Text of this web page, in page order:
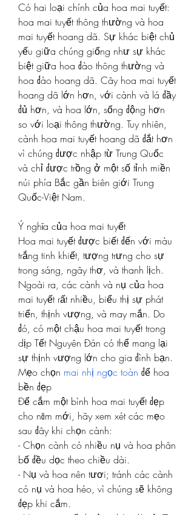
Có hai loại chính của hoa mai tuyết:
hoa mai tuyết thông thường và hoa
mai tuyết hoang dã. Sự khác biệt chủ
yếu giữa chúng giống như sự khác
biệt giữa hoa đào thông thường và
hoa đào hoang dã. Cây hoa mai tuyết
hoang dã lớn hơn, với cành và lá đầy
đủ hơn, và hoa lớn, sống động hơn
so với loại thông thường. Tuy nhiên,
cành hoa mai tuyết hoang dã đắt hơn
vì chúng được nhập từ Trung Quốc
và chỉ được trồng ở một số tỉnh miền
núi phía Bắc gần biên giới Trung
Quốc-Việt Nam.
Ý nghĩa của hoa mai tuyết
Hoa mai tuyết được biết đến với màu
trắng tinh khiết, tượng trưng cho sự
trong sáng, ngây thơ, và thanh lịch.
Ngoài ra, các cành và nụ của hoa
mai tuyết rất nhiều, biểu thị sự phát
triển, thịnh vượng, và may mắn. Do
đó, có một chậu hoa mai tuyết trong
dịp Tết Nguyên Đán có thể mang lại
sự thịnh vượng lớn cho gia đình bạn.
Mẹo chọn mai nhị ngọc toàn để hoa
bền đẹp
Để cắm một bình hoa mai tuyết đẹp
cho năm mới, hãy xem xét các mẹo
sau đây khi chọn cành:
- Chọn cành có nhiều nụ và hoa phân
bố đều dọc theo chiều dài.
- Nụ và hoa nên tươi; tránh các cành
có nụ và hoa héo, vì chúng sẽ không
đẹp khi cắm.